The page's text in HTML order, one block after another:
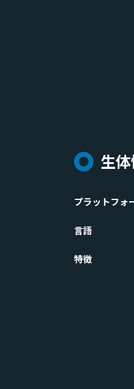
生
プラットフォ
言語
特徴